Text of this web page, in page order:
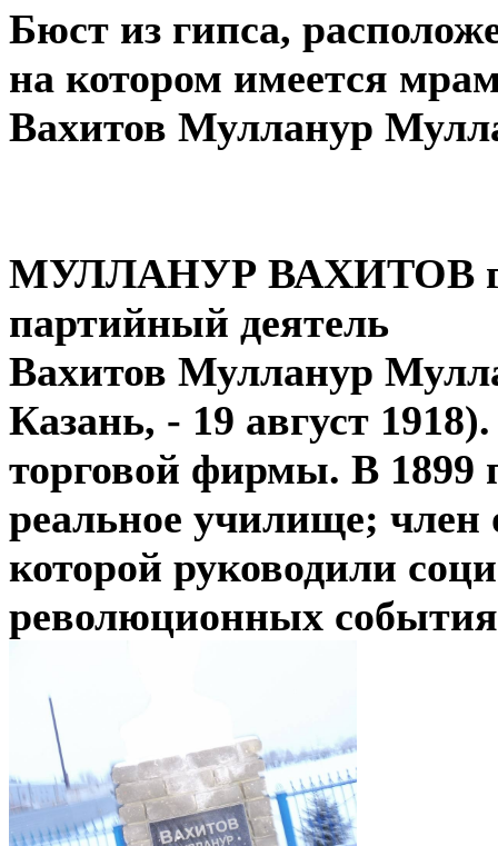
Бюст из гипса,
на котором имеется
Вахитов Мулланур
МУЛЛАНУР ВАХИТОВ
партийный деятель
Вахитов Мулланур
Казань, - 19 август
торговой фирмы. В 1899
реальное училище; член
которой руководили
революционных